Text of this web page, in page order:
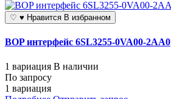
♡ ♥ Нравится В избранном
BOP интерфейс 6SL3255-0VA00-2AA0
1 вариация В наличии
По запросу
1 вариация